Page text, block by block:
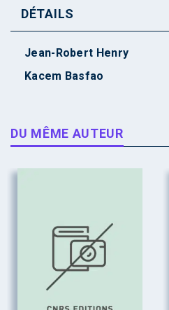
DÉTAILS
Jean-Robert Henry
Kacem Basfao
DU MÊME AUTEUR